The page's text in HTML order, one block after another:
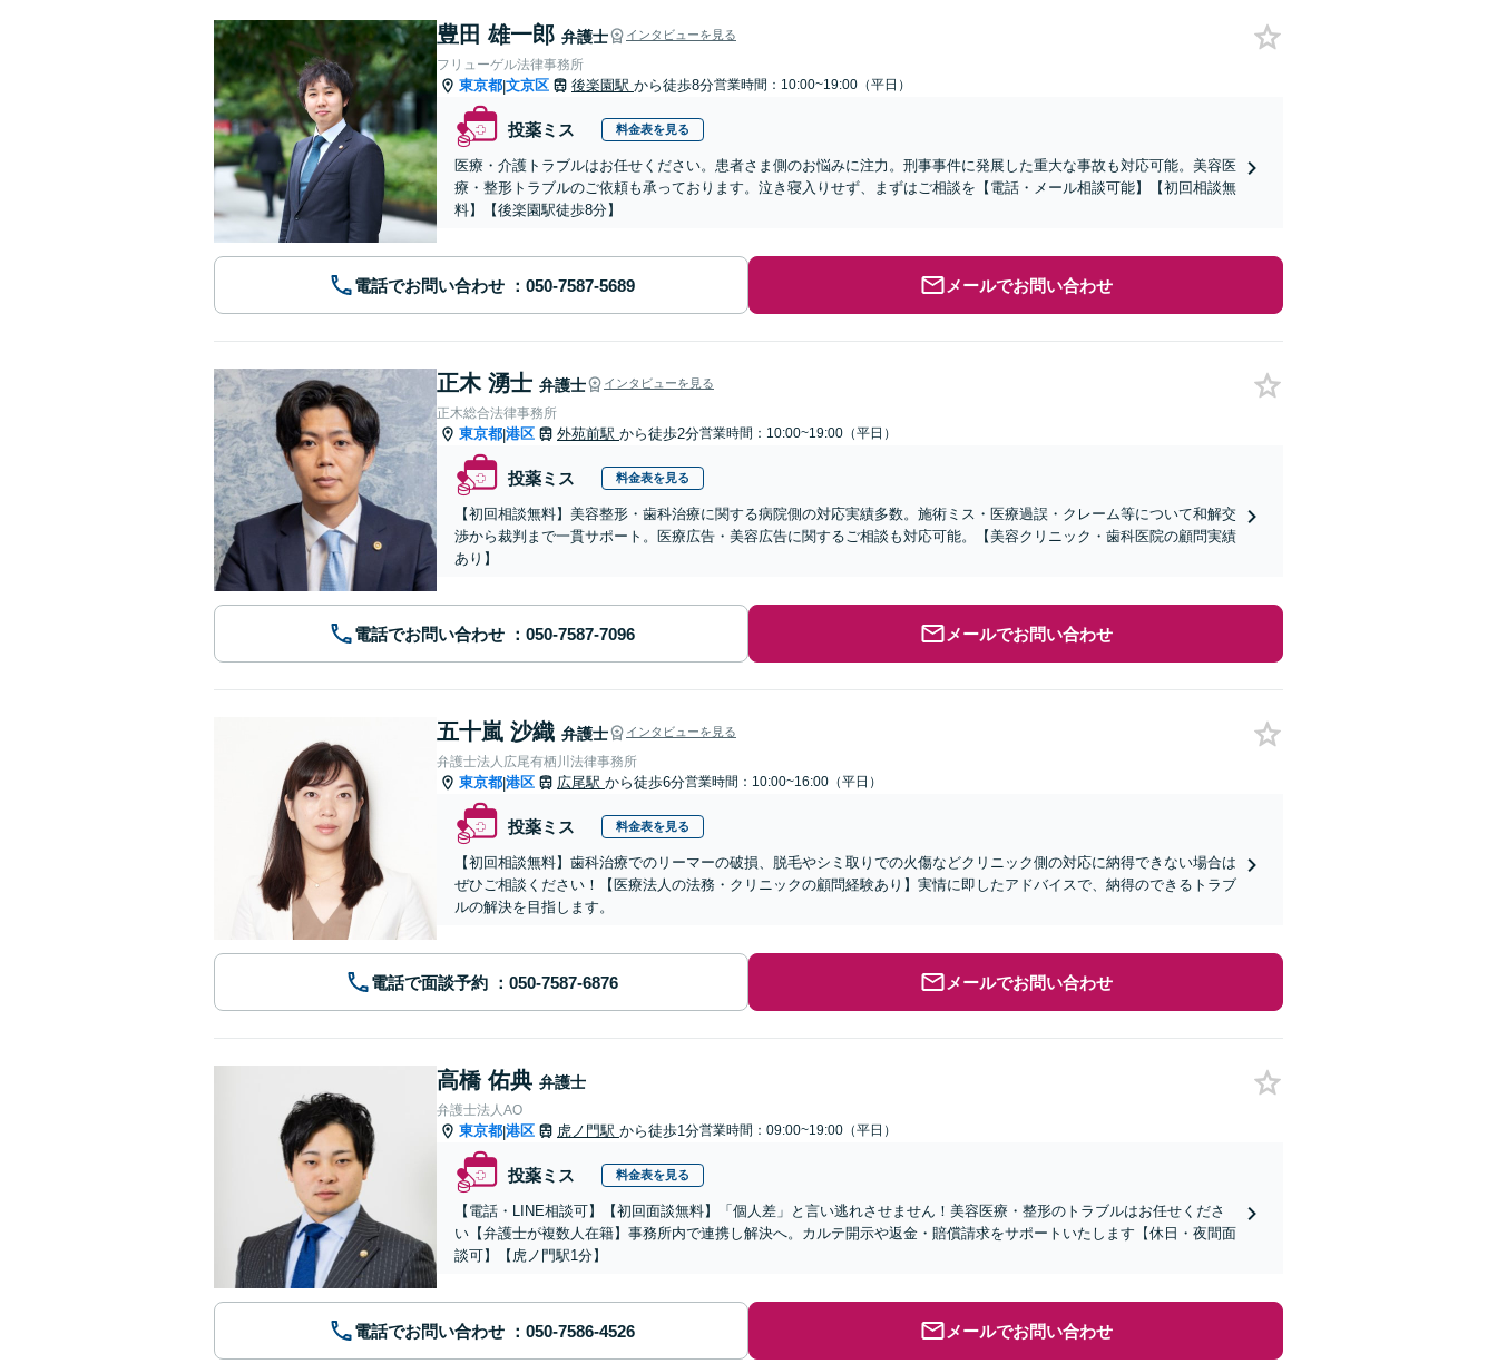
豊田 雄一郎 弁護士 インタビューを見る
フリューゲル法律事務所
東京都|文京区 後楽園駅 から徒歩8分営業時間：10:00~19:00（平日）
投薬ミス 料金表を見る
医療・介護トラブルはお任せください。患者さま側のお悩みに注力。刑事事件に発展した重大な事故も対応可能。美容医
療・整形トラブルのご依頼も承っております。泣き寝入りせず、まずはご相談を【電話・メール相談可能】【初回相談無
料】【後楽園駅徒歩8分】
電話でお問い合わせ メールでお問い合わせ
正木 湧士 弁護士 インタビューを見る
正木総合法律事務所
東京都|港区 外苑前駅 から徒歩2分営業時間：10:00~19:00（平日）
投薬ミス 料金表を見る
【初回相談無料】美容整形・歯科治療に関する病院側の対応実績多数。施術ミス・医療過誤・クレーム等について和解交
渉から裁判まで一貫サポート。医療広告・美容広告に関するご相談も対応可能。【美容クリニック・歯科医院の顧問実績
あり】
電話でお問い合わせ メールでお問い合わせ
五十嵐 沙織 弁護士 インタビューを見る
弁護士法人広尾有栖川法律事務所
東京都|港区 広尾駅 から徒歩6分営業時間：10:00~16:00（平日）
投薬ミス 料金表を見る
【初回相談無料】歯科治療でのリーマーの破損、脱毛やシミ取りでの火傷などクリニック側の対応に納得できない場合は
ぜひご相談ください！【医療法人の法務・クリニックの顧問経験あり】実情に即したアドバイスで、納得のできるトラブ
ルの解決を目指します。
電話で面談予約 メールでお問い合わせ
高橋 佑典 弁護士
弁護士法人AO
東京都|港区 虎ノ門駅 から徒歩1分営業時間：09:00~19:00（平日）
投薬ミス 料金表を見る
【電話・LINE相談可】【初回面談無料】「個人差」と言い逃れさせません！美容医療・整形のトラブルはお任せくださ
い【弁護士が複数人在籍】事務所内で連携し解決へ。カルテ開示や返金・賠償請求をサポートいたします【休日・夜間面
談可】【虎ノ門駅1分】
電話でお問い合わせ メールでお問い合わせ